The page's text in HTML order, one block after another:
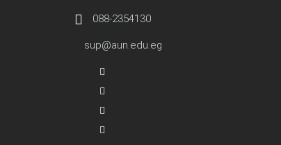
088-2354130
sup@aun.edu.eg